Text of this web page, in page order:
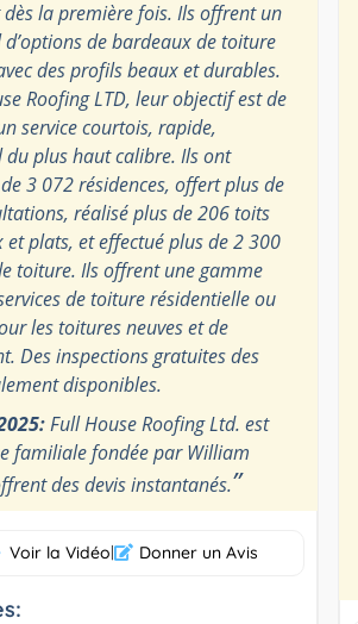
la première fois. Ils offrent un
de bardeaux de toiture
des profils beaux et durables.
Roofing LTD, leur objectif est de
service courtois, rapide,
du plus haut calibre. Ils ont
3 072 résidences, offert plus de
réalisé plus de 206 toits
plats, et effectué plus de 2 300
toiture. Ils offrent une gamme
de toiture résidentielle ou
les toitures neuves et de
Des inspections gratuites des
disponibles.
Full House Roofing Ltd. est
familiale fondée par William
des devis instantanés.”
Voir la Vidéo| Donner un Avis